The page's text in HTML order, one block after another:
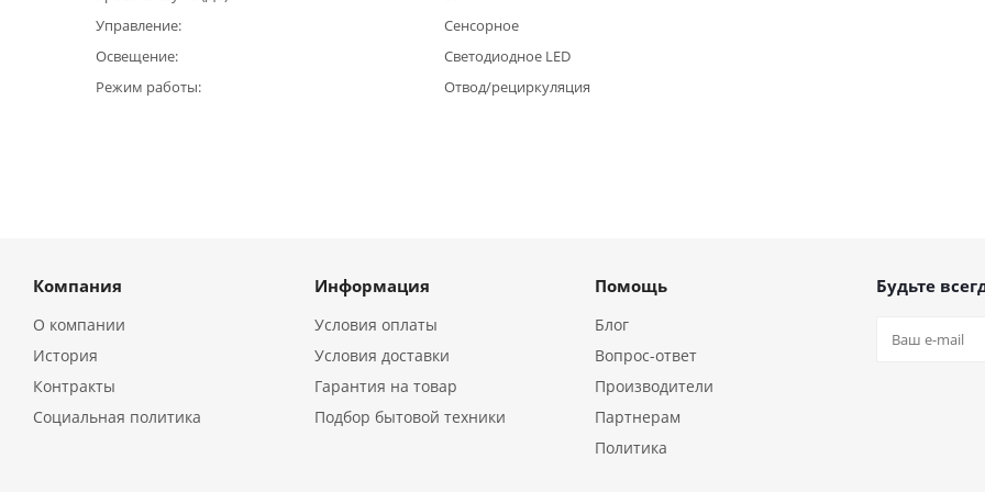
Управление
Сенсорное
Освещение
Светодиодное LED
Режим работы
Отвод/рециркуляция
Компания
О компании
История
Контракты
Социальная политика
Информация
Условия оплаты
Условия доставки
Гарантия на товар
Подбор бытовой техники
Помощь
Блог
Вопрос-ответ
Производители
Партнерам
Политика
Будьте